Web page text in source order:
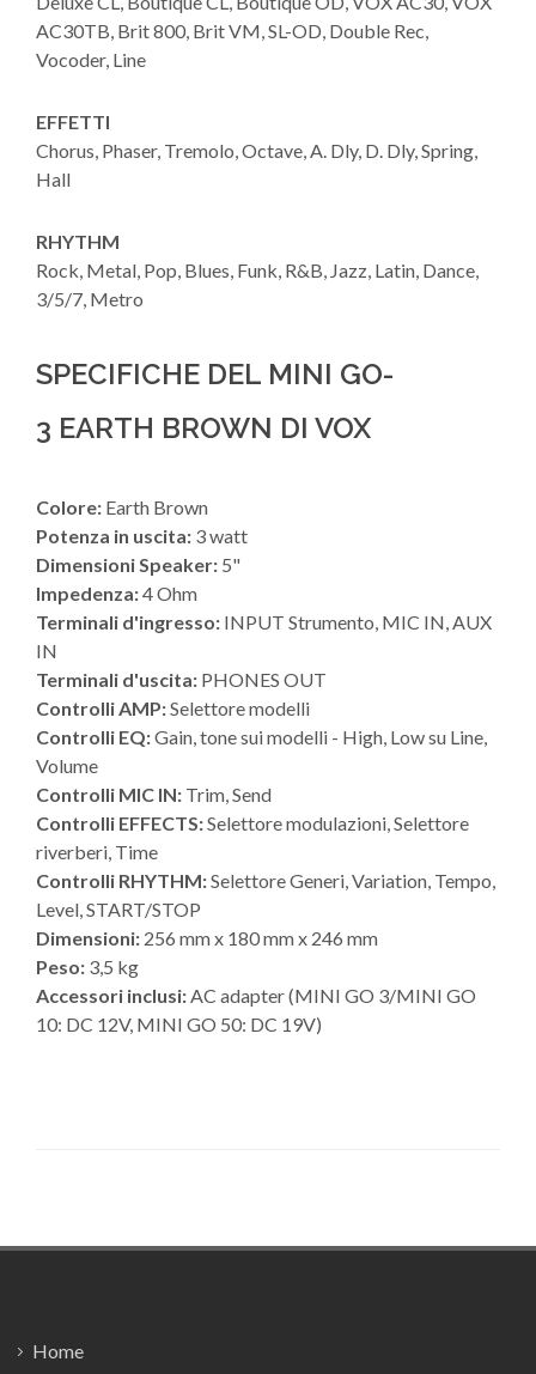
AC30TB, Brit 800, Brit VM, SL-OD, Double Rec,
Vocoder, Line
EFFETTI
Chorus, Phaser, Tremolo, Octave, A. Dly, D. Dly, Spring,
Hall
RHYTHM
Rock, Metal, Pop, Blues, Funk, R&B, Jazz, Latin, Dance,
3/5/7, Metro
SPECIFICHE DEL MINI GO-
3 EARTH BROWN DI VOX
Colore: Earth Brown
Potenza in uscita: 3 watt
Dimensioni Speaker: 5"
Impedenza:4 Ohm
Terminali d'ingresso: INPUT Strumento, MIC IN, AUX
IN
Terminali d'uscita: PHONES OUT
Controlli AMP:Selettore modelli
Controlli EQ:Gain, tone sui modelli - High, Low su Line,
Volume
Controlli MIC IN: Trim, Send
Controlli EFFECTS:Selettore modulazioni, Selettore
riverberi, Time
Controlli RHYTHM:Selettore Generi, Variation, Tempo,
Level, START/STOP
Dimensioni: 256 mm x 180 mm x 246 mm
Peso: 3,5 kg
Accessori inclusi:AC adapter (MINI GO 3/MINI GO
10: DC 12V, MINI GO 50: DC 19V)
Home